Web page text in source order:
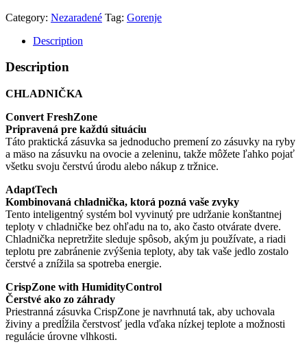
Category: Nezaradené Tag: Gorenje
Description
Description
CHLADNIČKA
Convert FreshZone
Pripravená pre každú situáciu
Táto praktická zásuvka sa jednoducho premení zo zásuvky na ryby
a mäso na zásuvku na ovocie a zeleninu, takže môžete ľahko pojať
všetku svoju čerstvú úrodu alebo nákup z tržnice.
AdaptTech
Kombinovaná chladnička, ktorá pozná vaše zvyky
Tento inteligentný systém bol vyvinutý pre udržanie konštantnej
teploty v chladničke bez ohľadu na to, ako často otvárate dvere.
Chladnička nepretržite sleduje spôsob, akým ju používate, a riadi
teplotu pre zabránenie zvýšenia teploty, aby tak vaše jedlo zostalo
čerstvé a znížila sa spotreba energie.
CrispZone with HumidityControl
Čerstvé ako zo záhrady
Priestranná zásuvka CrispZone je navrhnutá tak, aby uchovala
živiny a predĺžila čerstvosť jedla vďaka nízkej teplote a možnosti
regulácie úrovne vlhkosti.